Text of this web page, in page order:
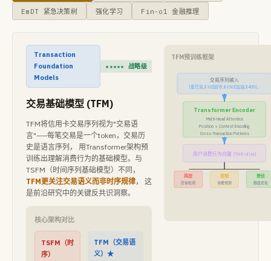
EmDT 紧急决策树 强化学习 Fin-o1 金融推理
Transaction
Foundation
Models
★★★★★ 战略级
交易基础模型 (TFM)
TFM将信用卡交易序列视为"交易语
言"——每笔交易是一个token，交易历
史是语言序列， 用Transformer架构预
训练出理解消费行为的基础模型。与
TSFM（时间序列基础模型）不同，
TFM更关注交易语义而非时序规律， 这
是前沿研究中的关键反共识洞察。
核心架构对比
TSFM（时
序）
TFM（交易语
义）★
TFM预训练框架
交易序列输入
[星巴克,$32][超市,$156][加油,$400]...
Transformer Encoder
Multi-Head Attention
Position + Context Encoding
Cross-Transaction Patterns
用户消费行为向量 (768-dim)
风控
异常检测
营销
消费预测
授信
额度优化